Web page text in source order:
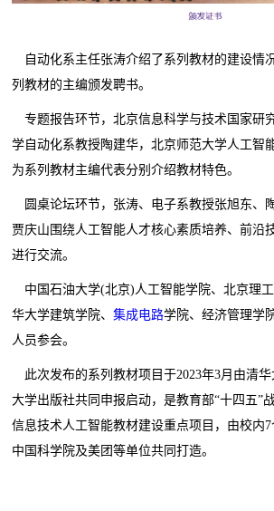
自动化系主任张涛介绍了系列教材的建设情
列教材的主编颁发聘书。
专题报告环节，北京信息科学与技术国家研
学自动化系教授陶建华，北京师范大学人工智
为系列教材主编代表分别介绍教材特色。
圆桌论坛环节，张涛、电子系教授张旭东、
贾庆山围绕人工智能人才核心素质培养、前沿
进行交流。
中国石油大学(北京)人工智能学院、北京理
华大学建筑学院、集成电路学院、经济管理学
人员参会。
此次发布的系列教材项目于2023年3月由清
大学出版社共同申报启动，是教育部“十四五”
信息技术人工智能教材建设重点项目，由校内7
中国科学院及美团等单位共同打造。